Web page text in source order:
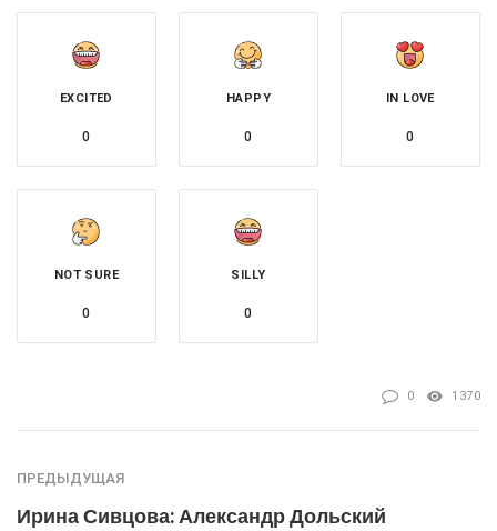
EXCITED
0
HAPPY
0
IN LOVE
0
NOT SURE
0
SILLY
0
0 1370
ПРЕДЫДУЩАЯ
Ирина Сивцова: Александр Дольский